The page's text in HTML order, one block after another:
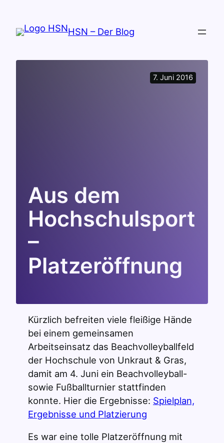
Inhalt
springen
HSN – Der Blog
7. Juni 2016
Aus dem
Hochschulsport
–
Platzeröffnung
Kürzlich befreiten viele fleißige Hände
bei einem gemeinsamen
Arbeitseinsatz das Beachvolleyballfeld
der Hochschule von Unkraut & Gras,
damit am 4. Juni ein Beachvolleyball-
sowie Fußballturnier stattfinden
konnte. Hier die Ergebnisse: Spielplan,
Ergebnisse und Platzierung
Es war eine tolle Platzeröffnung mit